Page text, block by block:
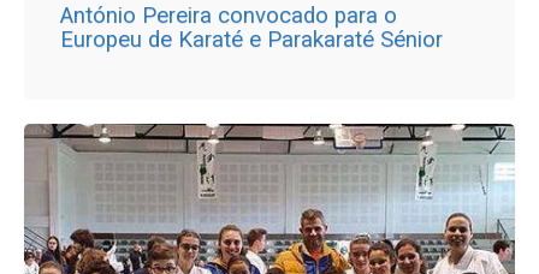
António Pereira convocado para o
Europeu de Karaté e Parakaraté Sénior